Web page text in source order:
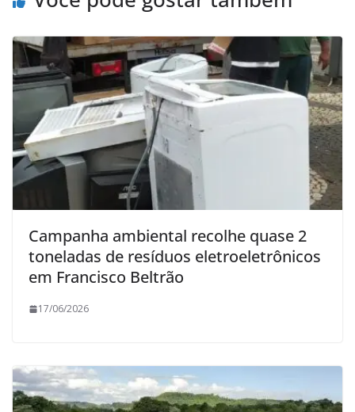
Campanha ambiental recolhe quase 2
toneladas de resíduos eletroeletrônicos
em Francisco Beltrão
17/06/2026